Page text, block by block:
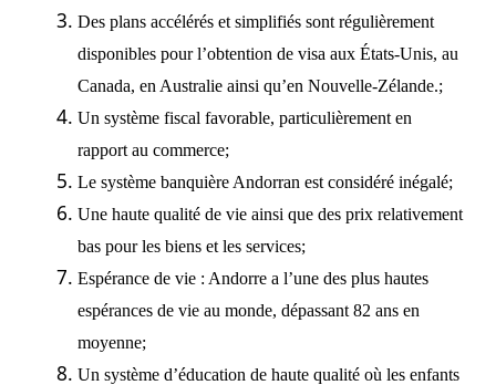
Des plans accélérés et simplifiés sont régulièrement
disponibles pour l’obtention de visa aux États-Unis, au
Canada, en Australie ainsi qu’en Nouvelle-Zélande.;
Un système fiscal favorable, particulièrement en
rapport au commerce;
Le système banquière Andorran est considéré inégalé;
Une haute qualité de vie ainsi que des prix relativement
bas pour les biens et les services;
Espérance de vie : Andorre a l’une des plus hautes
espérances de vie au monde, dépassant 82 ans en
moyenne;
Un système d’éducation de haute qualité où les enfants